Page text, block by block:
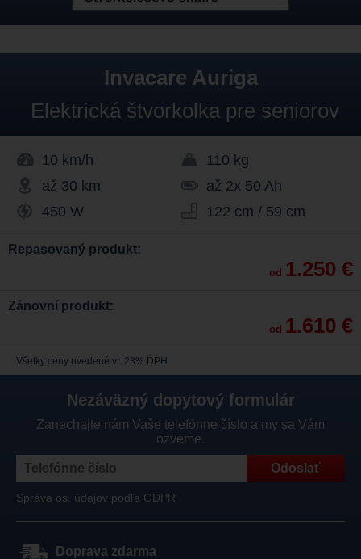
Invacare Auriga
Elektrická štvorkolka pre seniorov
10 km/h
110 kg
až 30 km
až 2x 50 Ah
450 W
122 cm / 59 cm
Repasovaný produkt:
od 1.250 €
Zánovní produkt:
od 1.610 €
Všetky ceny uvedené vr. 23% DPH
Nezáväzný dopytový formulár
Zanechajte nám Vaše telefónne číslo a my sa Vám
ozveme.
Správa os. údajov podľa GDPR
Doprava zdarma